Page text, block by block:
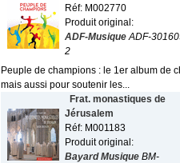
Réf: M002770
Produit original:
ADF-MusiqueADF-
2
Peuple de champions : le 1er album de
mais aussi pour soutenir les...
Frat. monastiques de
Jérusalem
Réf: M001183
Produit original:
Bayard Musique BM-